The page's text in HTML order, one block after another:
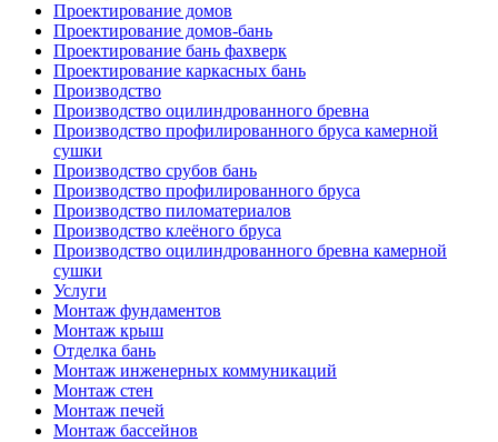
Проектирование домов
Проектирование домов-бань
Проектирование бань фахверк
Проектирование каркасных бань
Производство
Производство оцилиндрованного бревна
Производство профилированного бруса камерной
сушки
Производство срубов бань
Производство профилированного бруса
Производство пиломатериалов
Производство клеёного бруса
Производство оцилиндрованного бревна камерной
сушки
Услуги
Монтаж фундаментов
Монтаж крыш
Отделка бань
Монтаж инженерных коммуникаций
Монтаж стен
Монтаж печей
Монтаж бассейнов